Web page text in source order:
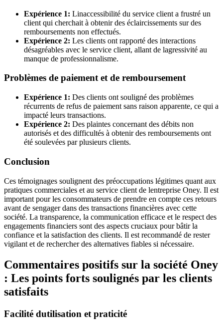
Expérience 1: Linaccessibilité du service client a frustré un
client qui cherchait à obtenir des éclaircissements sur des
remboursements non effectués.
Expérience 2: Les clients ont rapporté des interactions
désagréables avec le service client, allant de lagressivité au
manque de professionnalisme.
Problèmes de paiement et de remboursement
Expérience 1: Des clients ont souligné des problèmes
récurrents de refus de paiement sans raison apparente, ce qui a
impacté leurs transactions.
Expérience 2: Des plaintes concernant des débits non
autorisés et des difficultés à obtenir des remboursements ont
été soulevées par plusieurs clients.
Conclusion
Ces témoignages soulignent des préoccupations légitimes quant aux
pratiques commerciales et au service client de lentreprise Oney. Il est
important pour les consommateurs de prendre en compte ces retours
avant de sengager dans des transactions financières avec cette
société. La transparence, la communication efficace et le respect des
engagements financiers sont des aspects cruciaux pour bâtir la
confiance et la satisfaction des clients. Il est recommandé de rester
vigilant et de rechercher des alternatives fiables si nécessaire.
Commentaires positifs sur la société Oney
: Les points forts soulignés par les clients
satisfaits
Facilité dutilisation et praticité